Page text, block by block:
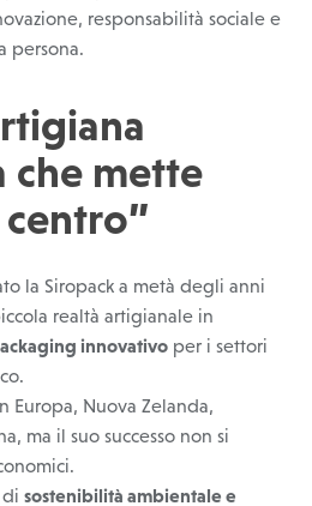
responsabilità sociale e
persona.
che mette
centro”
la Siropack a metà degli anni
realtà artigianale in
innovativo per i settori
Europa, Nuova Zelanda,
ma il suo successo non si
di sostenibilità ambientale e